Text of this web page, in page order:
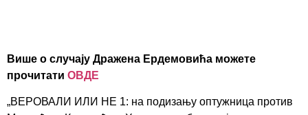
Више о случају Дражена Ердемовића можете
прочитати ОВДЕ
„ВЕРОВАЛИ ИЛИ НЕ 1: на подизању оптужница против